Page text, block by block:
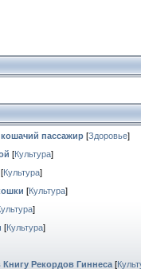
пассажир [Здоровье]
[Культура]
[Культура]
[Культура]
]
[Культура]
Рекордов Гиннеса [